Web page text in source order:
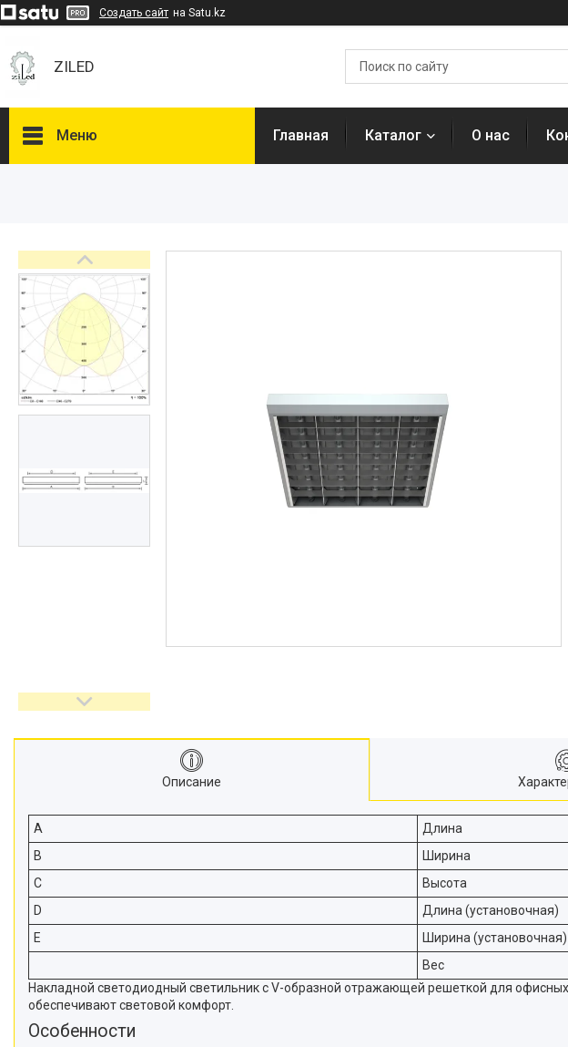
Создать сайт на Satu.kz
ZILED
Меню
ФАРЛАЙТ
АСТЗ
NLCO
INNOLUX
О нас
Отзывы
Главная Каталог О нас
Описание
A Длина
B
Ширина
C
Высота
D
Длина (установочная)
E
Ширина (установочная)
Вес
Накладной светодиодный светильник с V-образной отражающей решеткой для
обеспечивают световой комфорт.
Особенности